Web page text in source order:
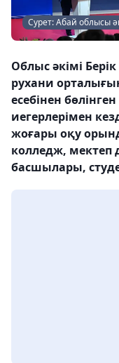
Сурет: Абай облысы
Облыс әкімі
рухани
есебінен
иегерлерімен
жоғары оқу
колледж, мектеп
басшылары,